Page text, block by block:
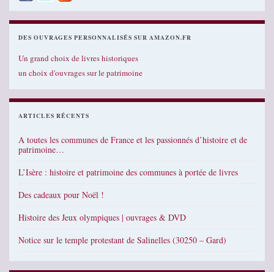
DES OUVRAGES PERSONNALISÉS SUR AMAZON.FR
Un grand choix de livres historiques
un choix d'ouvrages sur le patrimoine
ARTICLES RÉCENTS
A toutes les communes de France et les passionnés d’histoire et de
patrimoine…
L’Isère : histoire et patrimoine des communes à portée de livres
Des cadeaux pour Noël !
Histoire des Jeux olympiques | ouvrages & DVD
Notice sur le temple protestant de Salinelles (30250 – Gard)